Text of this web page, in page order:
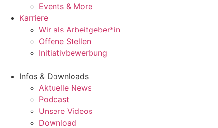
Events & More
Karriere
Wir als Arbeitgeber*in
Offene Stellen
Initiativbewerbung
Infos & Downloads
Aktuelle News
Podcast
Unsere Videos
Download